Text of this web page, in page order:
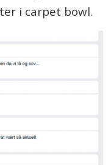
i carpet bowl.